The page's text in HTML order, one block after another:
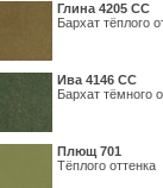
Глина 4205 СС
Бархат тёплого
Ива 4146 СС
Бархат тёмного
Плющ 701
Тёплого оттенка